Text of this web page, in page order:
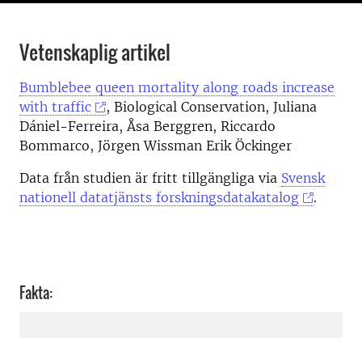
Vetenskaplig artikel
Bumblebee queen mortality along roads increase
with traffic
, Biological Conservation, Juliana
Dániel-Ferreira, Åsa Berggren, Riccardo
Bommarco, Jörgen Wissman Erik Öckinger
Data från studien är fritt tillgängliga via Svensk
nationell datatjänsts forskningsdatakatalog
.
Fakta: